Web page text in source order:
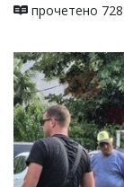
прочетено